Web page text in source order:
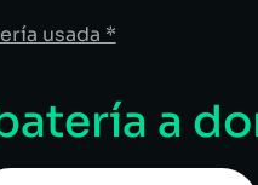
usada *
a